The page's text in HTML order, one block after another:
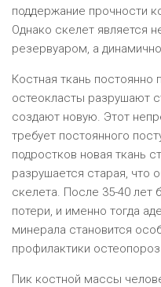
поддержание прочности
Однако скелет является
резервуаром, а
Костная ткань постоянно
остеокласты разрушают
создают новую. Этот
требует постоянного
подростков новая ткань
разрушается старая, что
скелета. После 35-40 лет
потери, и именно тогда
минерала становится
профилактики
Пик костной массы